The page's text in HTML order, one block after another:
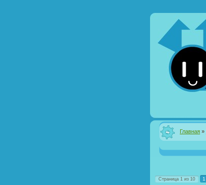
Главная »
Страница 1 из 10 1